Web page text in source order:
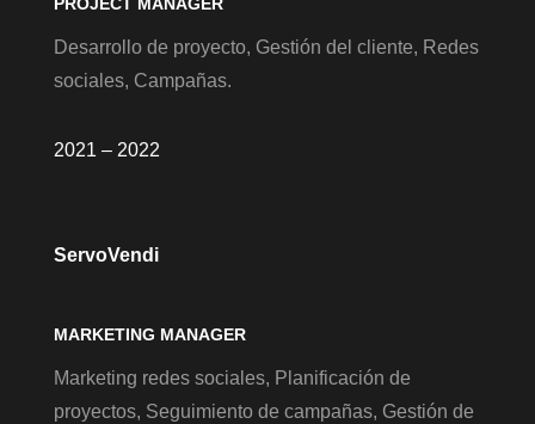
PROJECT MANAGER
Desarrollo de proyecto, Gestión del cliente, Redes
sociales, Campañas.
2021 – 2022
ServoVendi
MARKETING MANAGER
Marketing redes sociales, Planificación de
proyectos, Seguimiento de campañas, Gestión de